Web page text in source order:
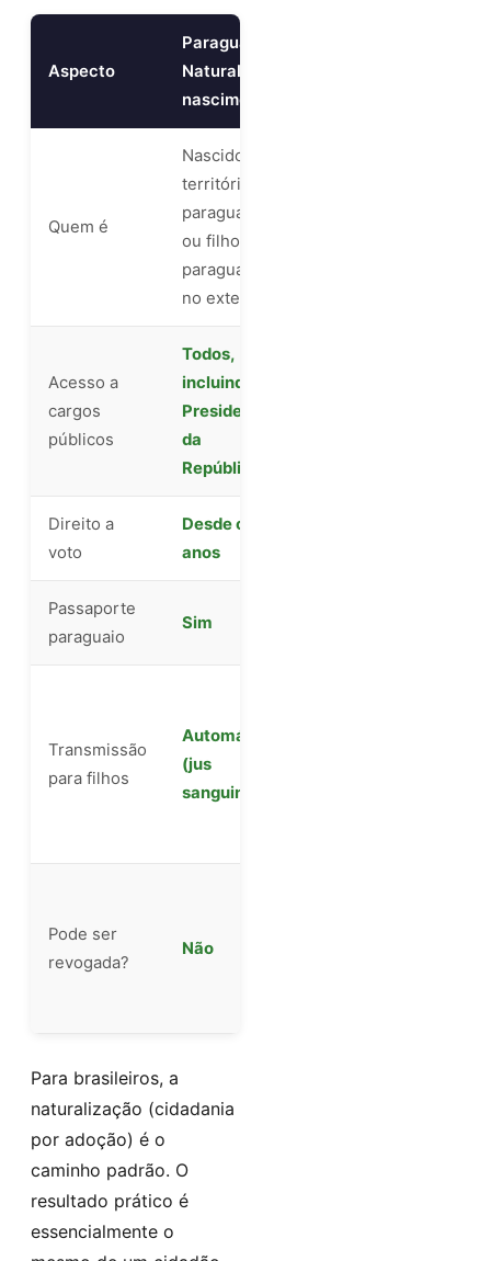
Aspecto
Paraguaio
Natural (de
nascimento)
Quem é
Nascido no
território
paraguaio
ou filho de
paraguaio
no exterior
Acesso a
cargos
públicos
Todos,
incluindo
Presidente
da
República
Direito a
voto
Desde os 18
anos
Passaporte
paraguaio
Sim
Transmissão
para filhos
Automática
(jus
sanguinis)
Pode ser
revogada?
Não
Para brasileiros, a
naturalização (cidadania
por adoção) é o
caminho padrão. O
resultado prático é
essencialmente o